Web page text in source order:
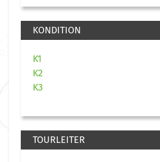
KONDITION
K1
K2
K3
TOURLEITER